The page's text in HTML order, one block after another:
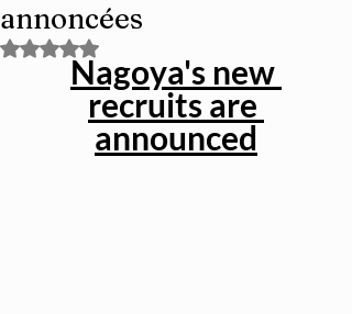
annoncées
Noté NaN étoiles sur 5.
Nagoya's new
recruits are
announced